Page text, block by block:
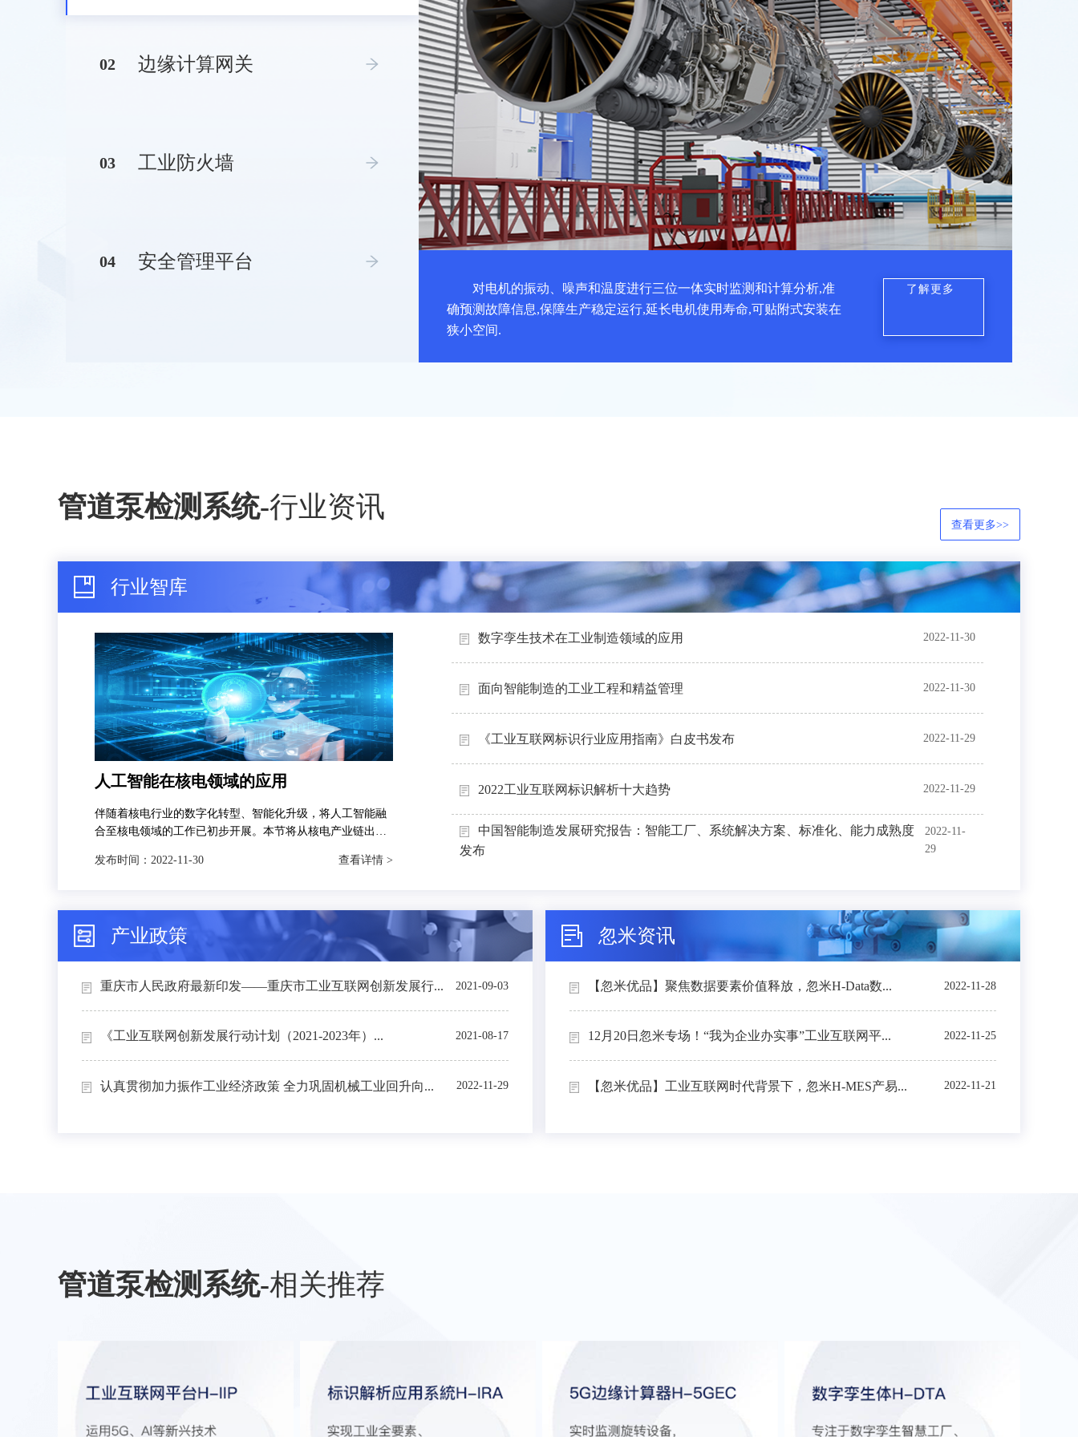
02 边缘计算网关
03 工业防火墙
04 安全管理平台
对电机的振动、噪声和温度进行三位一体实时监测和计算分析,准
确预测故障信息,保障生产稳定运行,延长电机使用寿命,可贴附式安装在
狭小空间.
了解更多
管道泵检测系统-行业资讯
查看更多>>
行业智库
人工智能在核电领域的应用
伴随着核电行业的数字化转型、智能化升级，将人工智能融
合至核电领域的工作已初步开展。本节将从核电产业链出
和智能运维4个场景下的典型应用进行介绍。
发布时间： 2022-11-30 查看详情 >
数字孪生技术在工业制造领域的应用 2022-11-30
面向智能制造的工业工程和精益管理 2022-11-30
《工业互联网标识行业应用指南》白皮书发布 2022-11-29
2022工业互联网标识解析十大趋势 2022-11-29
中国智能制造发展研究报告：智能工厂、系统解决方案、标准化、能力成熟度
发布
2022-11-
29
产业政策
重庆市人民政府最新印发——重庆市工业互联网创新发展行... 2021-09-03
《工业互联网创新发展行动计划（2021-2023年）... 2021-08-17
认真贯彻加力振作工业经济政策 全力巩固机械工业回升向... 2022-11-29
忽米资讯
【忽米优品】聚焦数据要素价值释放，忽米H-Data数... 2022-11-28
12月20日忽米专场！“我为企业办实事”工业互联网平... 2022-11-25
【忽米优品】工业互联网时代背景下，忽米H-MES产易... 2022-11-21
管道泵检测系统-相关推荐